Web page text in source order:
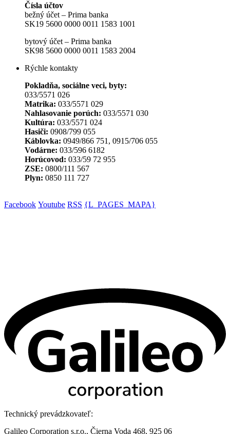
Čísla účtov
bežný účet – Prima banka
SK19 5600 0000 0011 1583 1001
bytový účet – Prima banka
SK98 5600 0000 0011 1583 2004
Rýchle kontakty
Pokladňa, sociálne veci, byty:
033/5571 026
Matrika: 033/5571 029
Nahlasovanie porúch: 033/5571 030
Kultúra: 033/5571 024
Hasiči: 0908/799 055
Káblovka: 0949/866 751, 0915/706 055
Vodárne: 033/596 6182
Horúcovod: 033/59 72 955
ZSE: 0800/111 567
Plyn: 0850 111 727
Facebook Youtube RSS {L_PAGES_MAPA}
Technický prevádzkovateľ:
Galileo Corporation s.r.o., Čierna Voda 468, 925 06